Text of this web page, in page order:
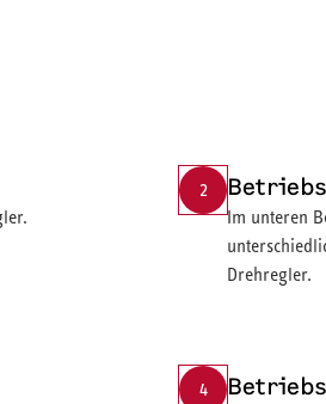
2
Im unteren
Drehregler.
4